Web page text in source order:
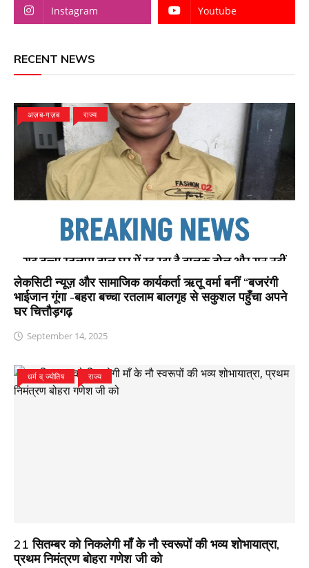
Instagram Youtube
RECENT NEWS
अज़ब-गज़ब राज्य
लेकसिटी न्यूज़ और सामाजिक कार्यकर्ता ऋतू वर्मा बनीं “बजरंगी
भाईजान गूंगा -बहरा बच्चा रतलाम बालगृह से सकुशल पहुँचा अपने
घर चित्तौड़गढ़
September 14, 2025
धर्म व् ज्योतिष राज्य
21 सितम्बर को निकलेगी माँ के नौ स्वरूपों की भव्य शोभायात्रा,
प्रथम निमंत्रण बोहरा गणेश जी को